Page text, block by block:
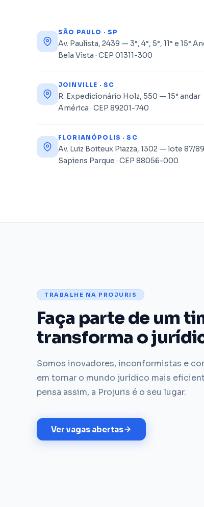
SÃO PAULO · SP
Av. Paulista, 2439 — 3°, 4°, 5°, 11° e 15°
Bela Vista · CEP 01311-300
JOINVILLE · SC
R. Expedicionário Holz, 550 — 15° andar
América · CEP 89201-740
FLORIANÓPOLIS · SC
Av. Luiz Boiteux Piazza, 1302 — lote 87/89
Sapiens Parque · CEP 88056-000
TRABALHE NA PROJURIS
Faça parte de um
transforma o
Somos inovadores, inconformistas e
em tornar o mundo jurídico mais
pensa assim, a Projuris é o seu lugar.
Ver vagas abertas